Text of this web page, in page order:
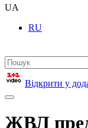
UA
RU
Відкрити у
ЖВЛ